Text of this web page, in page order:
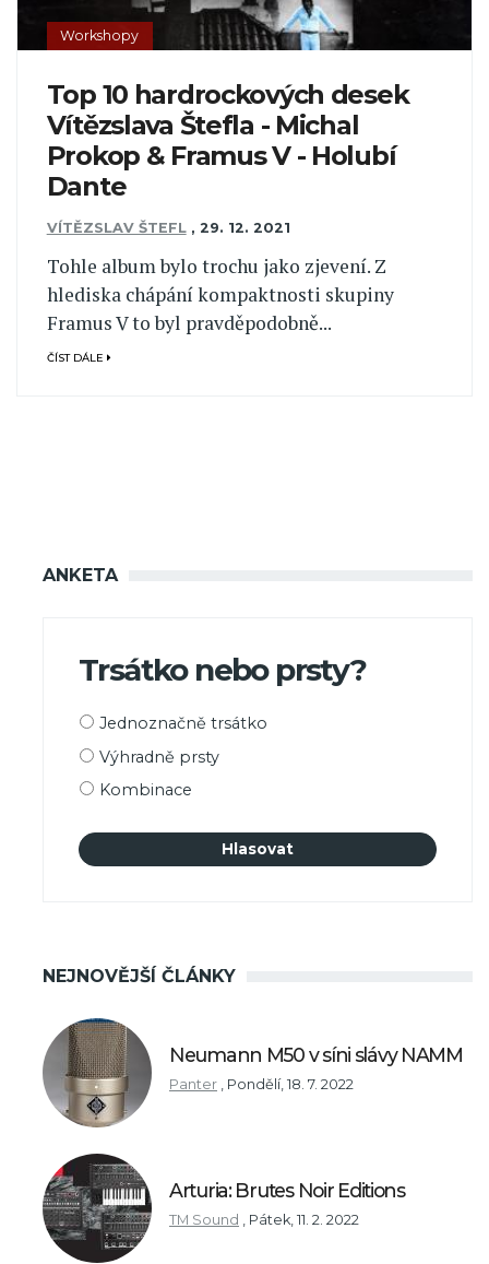
Workshopy
Top 10 hardrockových desek
Vítězslava Štefla - Michal
Prokop & Framus V - Holubí
Dante
VÍTĚZSLAV ŠTEFL , 29. 12. 2021
Tohle album bylo trochu jako zjevení. Z
hlediska chápání kompaktnosti skupiny
Framus V to byl pravděpodobně...
ČÍST DÁLE
ANKETA
Trsátko nebo prsty?
Možnosti
Jednoznačně trsátko
Výhradně prsty
Kombinace
NEJNOVĚJŠÍ ČLÁNKY
Neumann M50 v síni slávy NAMM
Panter , Pondělí, 18. 7. 2022
Arturia: Brutes Noir Editions
TM Sound , Pátek, 11. 2. 2022